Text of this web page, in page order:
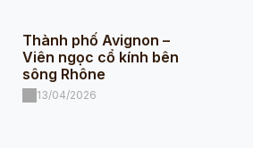
Thành phố Avignon –
Viên ngọc cổ kính bên
sông Rhône
13/04/2026